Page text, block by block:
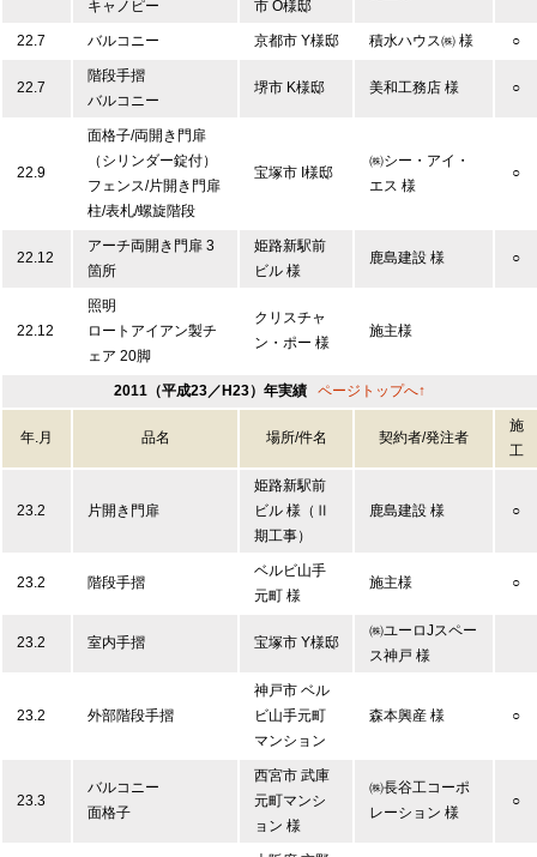
キャノピー
市 O様邸
22.7 バルコニー 京都市 Y様邸 積水ハウス㈱ 様 ○
22.7
階段手摺
バルコニー
堺市 K様邸 美和工務店 様 ○
22.9
面格子/両開き門扉
（シリンダー錠付）
フェンス/片開き門扉
柱/表札/螺旋階段
宝塚市 I様邸
㈱シー・アイ・
エス 様
○
22.12
アーチ両開き門扉 3
箇所
姫路新駅前
ビル 様
鹿島建設 様 ○
22.12
照明
ロートアイアン製チ
ェア 20脚
クリスチャ
ン・ポー 様
施主様
2011（平成23／H23）年実績 ページトップへ↑
年.月 品名 場所/件名 契約者/発注者
施
工
23.2 片開き門扉
姫路新駅前
ビル 様（Ⅱ
期工事）
鹿島建設 様 ○
23.2 階段手摺
ベルビ山手
元町 様
施主様 ○
23.2 室内手摺 宝塚市 Y様邸
㈱ユーロJスペー
ス神戸 様
23.2 外部階段手摺
神戸市 ベル
ビ山手元町
マンション
森本興産 様 ○
23.3
バルコニー
面格子
西宮市 武庫
元町マンシ
ョン 様
㈱長谷工コーポ
レーション 様
○